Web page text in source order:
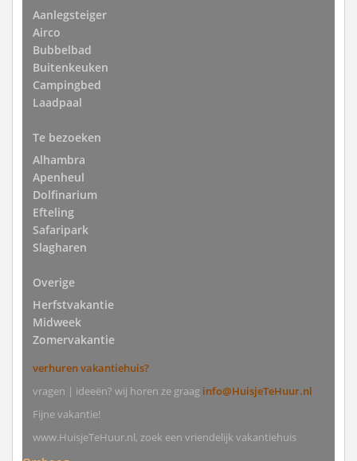
Aanlegsteiger
Airco
Bubbelbad
Buitenkeuken
Campingbed
Laadpaal
Te bezoeken
Alhambra
Apenheul
Dolfinarium
Efteling
Safaripark
Slagharen
Overige
Herfstvakantie
Midweek
Zomervakantie
verhuren vakantiehuis?
vragen | ideeën? wij horen ze graag info@HuisjeTeHuur.nl
Fijne vakantie!
www.HuisjeTeHuur.nl, zoek een vriendelijk vakantiehuis